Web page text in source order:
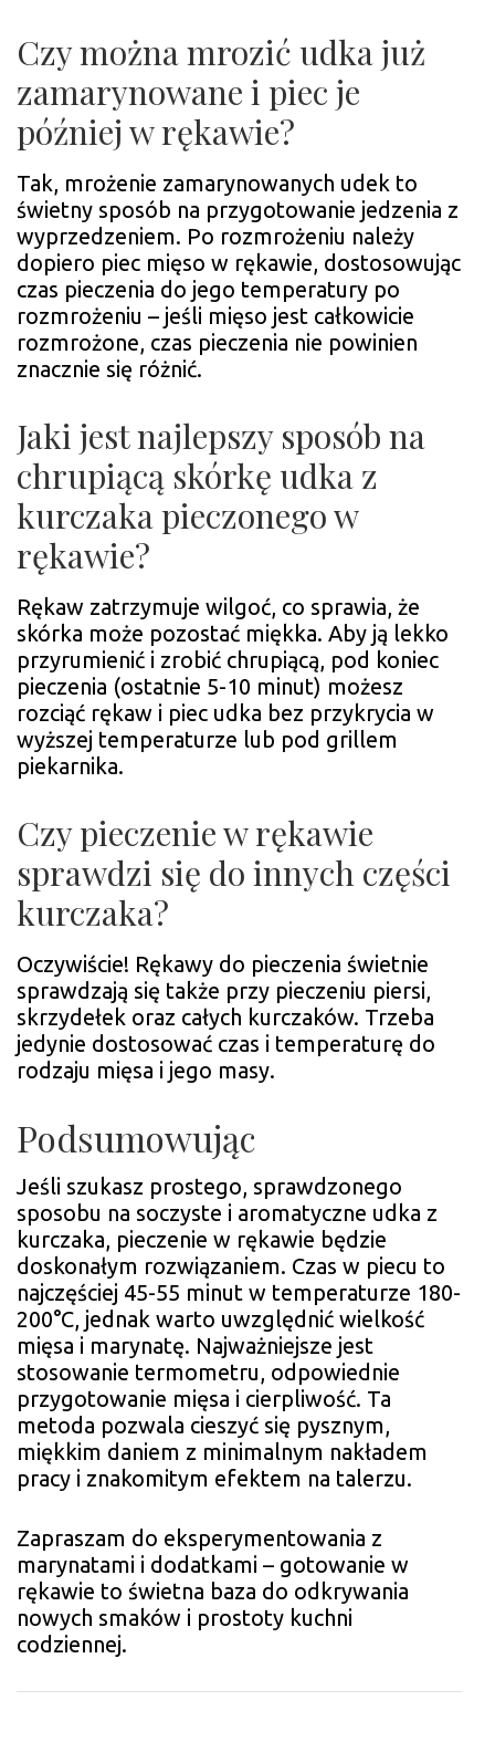
Czy można mrozić udka już
zamarynowane i piec je
później w rękawie?
Tak, mrożenie zamarynowanych udek to
świetny sposób na przygotowanie jedzenia z
wyprzedzeniem. Po rozmrożeniu należy
dopiero piec mięso w rękawie, dostosowując
czas pieczenia do jego temperatury po
rozmrożeniu – jeśli mięso jest całkowicie
rozmrożone, czas pieczenia nie powinien
znacznie się różnić.
Jaki jest najlepszy sposób na
chrupiącą skórkę udka z
kurczaka pieczonego w
rękawie?
Rękaw zatrzymuje wilgoć, co sprawia, że
skórka może pozostać miękka. Aby ją lekko
przyrumienić i zrobić chrupiącą, pod koniec
pieczenia (ostatnie 5-10 minut) możesz
rozciąć rękaw i piec udka bez przykrycia w
wyższej temperaturze lub pod grillem
piekarnika.
Czy pieczenie w rękawie
sprawdzi się do innych części
kurczaka?
Oczywiście! Rękawy do pieczenia świetnie
sprawdzają się także przy pieczeniu piersi,
skrzydełek oraz całych kurczaków. Trzeba
jedynie dostosować czas i temperaturę do
rodzaju mięsa i jego masy.
Podsumowując
Jeśli szukasz prostego, sprawdzonego
sposobu na soczyste i aromatyczne udka z
kurczaka, pieczenie w rękawie będzie
doskonałym rozwiązaniem. Czas w piecu to
najczęściej 45-55 minut w temperaturze 180-
200°C, jednak warto uwzględnić wielkość
mięsa i marynatę. Najważniejsze jest
stosowanie termometru, odpowiednie
przygotowanie mięsa i cierpliwość. Ta
metoda pozwala cieszyć się pysznym,
miękkim daniem z minimalnym nakładem
pracy i znakomitym efektem na talerzu.
Zapraszam do eksperymentowania z
marynatami i dodatkami – gotowanie w
rękawie to świetna baza do odkrywania
nowych smaków i prostoty kuchni
codziennej.